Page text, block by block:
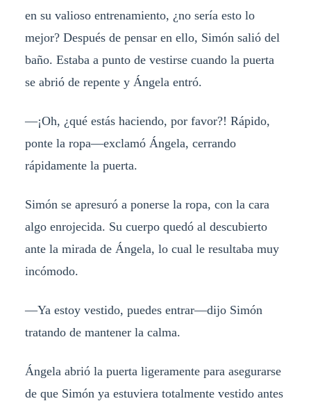
en su valioso entrenamiento, ¿no sería esto lo
mejor? Después de pensar en ello, Simón salió del
baño. Estaba a punto de vestirse cuando la puerta
se abrió de repente y Ángela entró.
—¡Oh, ¿qué estás haciendo, por favor?! Rápido,
ponte la ropa—exclamó Ángela, cerrando
rápidamente la puerta.
Simón se apresuró a ponerse la ropa, con la cara
algo enrojecida. Su cuerpo quedó al descubierto
ante la mirada de Ángela, lo cual le resultaba muy
incómodo.
—Ya estoy vestido, puedes entrar—dijo Simón
tratando de mantener la calma.
Ángela abrió la puerta ligeramente para asegurarse
de que Simón ya estuviera totalmente vestido antes